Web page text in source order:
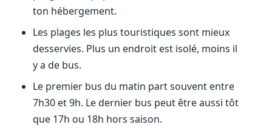
ton hébergement.
Les plages les plus touristiques sont mieux
desservies. Plus un endroit est isolé, moins il
y a de bus.
Le premier bus du matin part souvent entre
7h30 et 9h. Le dernier bus peut être aussi tôt
que 17h ou 18h hors saison.